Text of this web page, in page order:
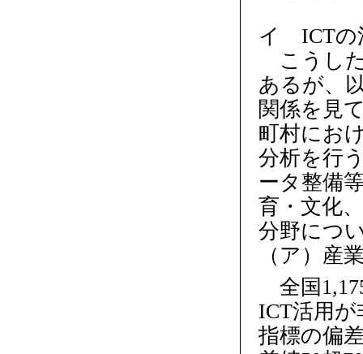
イ ICTの
こうし
あるが、
関係を見
町村にお
分析を行
ータ整備
育・文化
分野につ
（ア）産
全国
ICT活用
指標の偏